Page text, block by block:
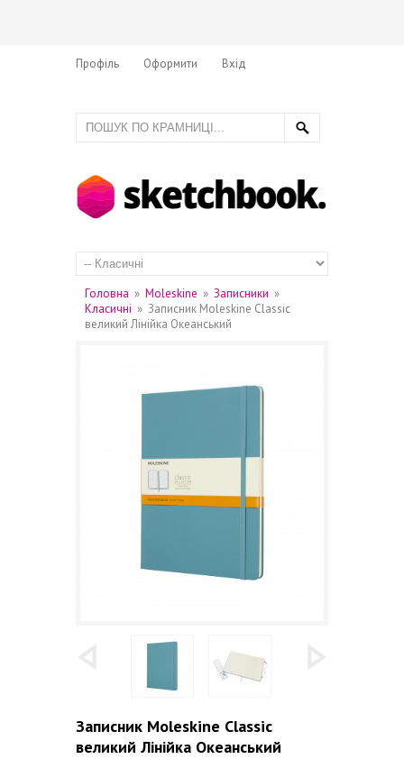
Профіль Оформити Вхід
Головна » Moleskine » Записники »
Класичні » Записник Moleskine Classic
великий Лінійка Океанський
Записник Moleskine Classic
великий Лінійка Океанський